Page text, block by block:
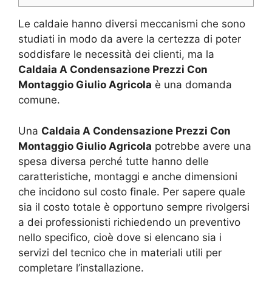
Le caldaie hanno diversi meccanismi che sono
studiati in modo da avere la certezza di poter
soddisfare le necessità dei clienti, ma la
Caldaia A Condensazione Prezzi Con
Montaggio Giulio Agricola è una domanda
comune.
Una Caldaia A Condensazione Prezzi Con
Montaggio Giulio Agricola potrebbe avere una
spesa diversa perché tutte hanno delle
caratteristiche, montaggi e anche dimensioni
che incidono sul costo finale. Per sapere quale
sia il costo totale è opportuno sempre rivolgersi
a dei professionisti richiedendo un preventivo
nello specifico, cioè dove si elencano sia i
servizi del tecnico che in materiali utili per
completare l’installazione.